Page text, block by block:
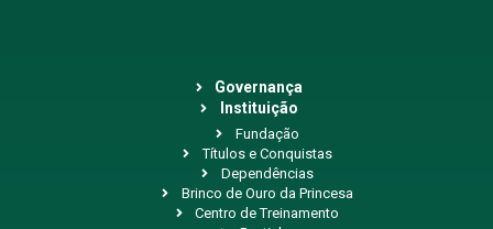
Governança
Instituição
Fundação
Títulos e Conquistas
Dependências
Brinco de Ouro da Princesa
Centro de Treinamento